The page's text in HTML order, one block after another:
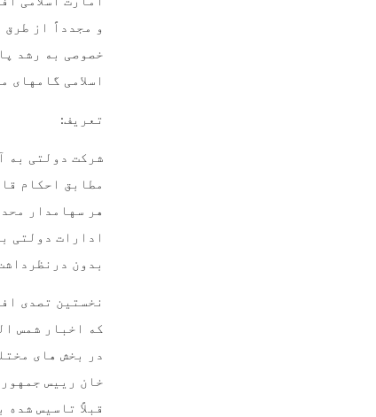
و مجدداً از
خصوصی به رشد
اسلامی گامهای
تعریف:
شرکت دولتی به
مطابق احکام
هر سهامدار
ادارات دولتی
بدون
نخستین تصدی
که اخبار شمس
در بخش های
خان رییس
قبلاً تاسیس